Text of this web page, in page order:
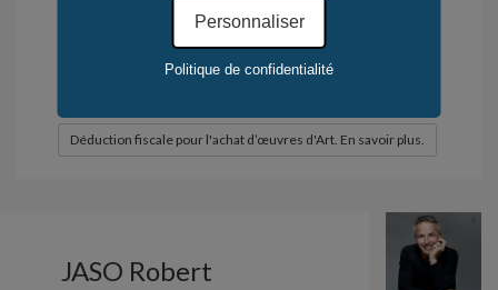
photographique artisanale
Quantité / Monde : 1
Quantité / KerLuxY : 1
Déduction fiscale pour l'achat d’œuvres d'Art. En savoir plus.
JASO Robert
Personnaliser
Politique de confidentialité